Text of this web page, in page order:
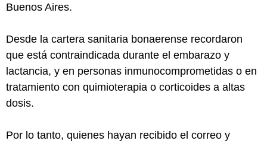
Buenos Aires.
Desde la cartera sanitaria bonaerense recordaron
que está contraindicada durante el embarazo y
lactancia, y en personas inmunocomprometidas o en
tratamiento con quimioterapia o corticoides a altas
dosis.
Por lo tanto, quienes hayan recibido el correo y